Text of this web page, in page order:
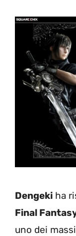
Dengeki ha
Final
uno dei